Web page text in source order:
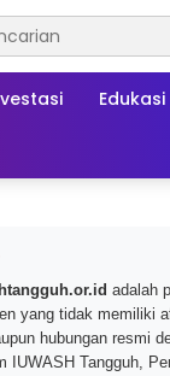
Edukasi
adalah
yang tidak memiliki
hubungan resmi
IUWASH Tangguh,